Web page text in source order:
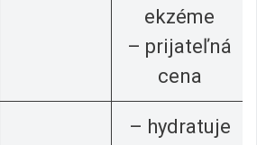
ekzéme
– prijateľná
cena
– hydratuje